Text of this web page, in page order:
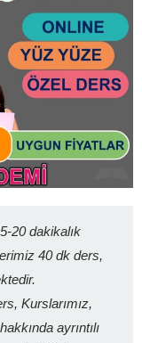
20 dakikalık
40 dk ders,
Kurslarımız,
ayrıntılı